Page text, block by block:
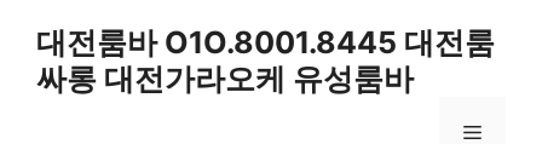
대전룸바 O1O.8001.8445 대전룸
싸롱 대전가라오케 유성룸바
메